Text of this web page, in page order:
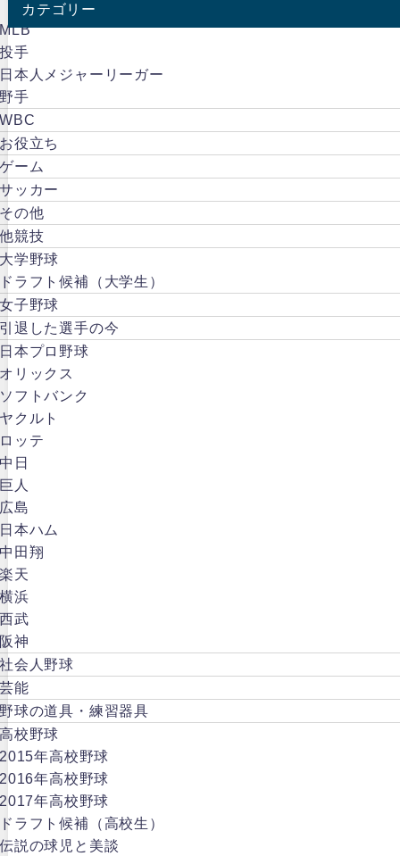
カテゴリー
手
本人メジャーリーガー
手
役立ち
ーム
ッカー
の他
競技
学野球
ラフト候補（大学生）
子野球
退した選手の今
本プロ野球
リックス
フトバンク
クルト
ッテ
日
人
島
本ハム
田翔
天
浜
武
神
会人野球
能
球の道具・練習器具
校野球
年高校野球
年高校野球
年高校野球
ラフト候補（高校生）
説の球児と美談